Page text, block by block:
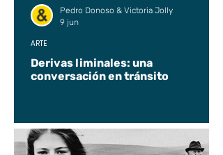
Derivas liminales: una
conversación en tránsito
ARTE
Pedro Donoso & Victoria Jolly
9 jun